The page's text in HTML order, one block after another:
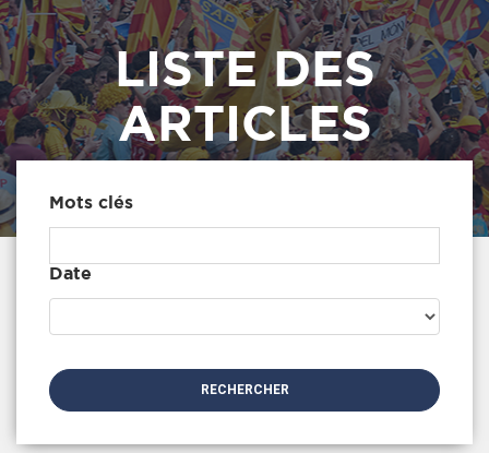
LISTE DES
ARTICLES
Mots clés
Date
RECHERCHER